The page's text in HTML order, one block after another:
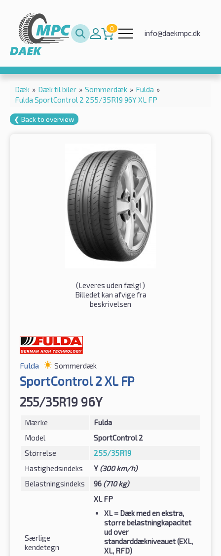
0
info@daekmpc.dk
Dæk » Dæk til biler » Sommerdæk » Fulda »
Fulda SportControl 2 255/35R19 96Y XL FP
❮ Back to overview
(Leveres uden fælg!)
Billedet kan afvige fra
beskrivelsen
Fulda Sommerdæk
SportControl 2 XL FP
255/35R19 96Y
Mærke
Fulda
Model
SportControl 2
Størrelse
255/35R19
Hastighedsindeks
Y (300 km/h)
Belastningsindeks
96 (710 kg)
Særlige
kendetegn
XL FP
XL= Dæk med en ekstra,
større belastningkapacitet
ud over
standarddækniveauet (EXL,
XL, RFD)